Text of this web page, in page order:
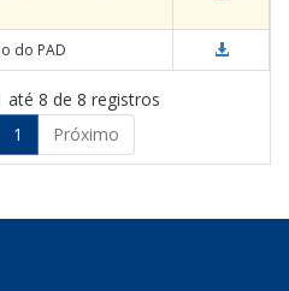
do PAD
até 8 de 8 registros
1 Próximo